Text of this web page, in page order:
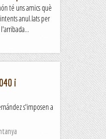
té uns amics què
anul.lats per
i
s'imposen a